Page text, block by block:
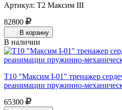
Артикул: Т2 Максим III
82800
В корзину
В наличии
Т10 "Максим I-01" тренажер
реанимации пружинно-
65300